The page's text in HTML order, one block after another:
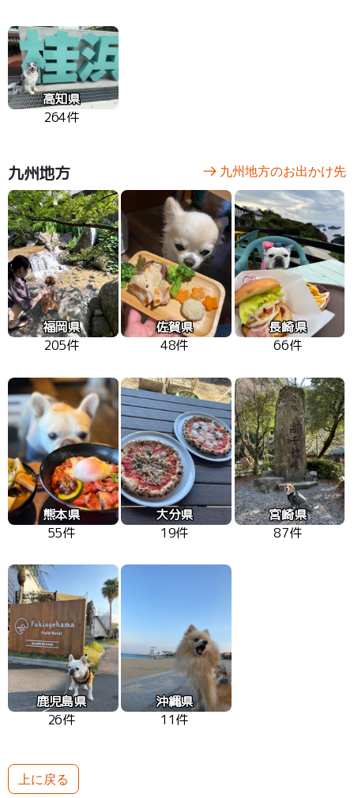
高知県
264件
九州地方 九州地方のお出かけ先
福岡県
205件
佐賀県
48件
長崎県
66件
熊本県
55件
大分県
19件
宮崎県
87件
鹿児島県
26件
沖縄県
11件
上に戻る